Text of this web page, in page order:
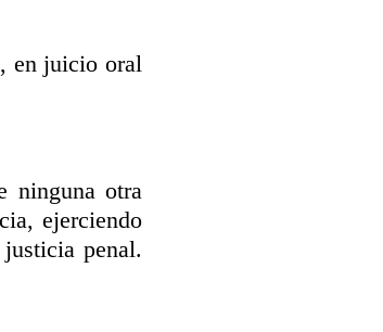
en juicio oral
ninguna otra
ejerciendo
penal.